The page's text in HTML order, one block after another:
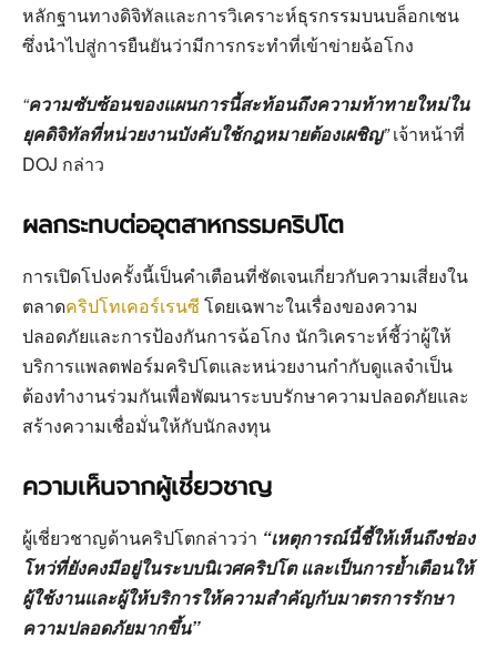
หลักฐานทางดิจิทัลและการวิเคราะห์ธุรกรรมบนบล็อกเชน
ซึ่งนำไปสู่การยืนยันว่ามีการกระทำที่เข้าข่ายฉ้อโกง
“ความซับซ้อนของแผนการนี้สะท้อนถึงความท้าทายใหม่ใน
ยุคดิจิทัลที่หน่วยงานบังคับใช้กฎหมายต้องเผชิญ”เจ้าหน้าที่
DOJ กล่าว
ผลกระทบต่ออุตสาหกรรมคริปโต
การเปิดโปงครั้งนี้เป็นคำเตือนที่ชัดเจนเกี่ยวกับความเสี่ยงใน
ตลาดคริปโทเคอร์เรนซี โดยเฉพาะในเรื่องของความ
ปลอดภัยและการป้องกันการฉ้อโกง นักวิเคราะห์ชี้ว่าผู้ให้
บริการแพลตฟอร์มคริปโตและหน่วยงานกำกับดูแลจำเป็น
ต้องทำงานร่วมกันเพื่อพัฒนาระบบรักษาความปลอดภัยและ
สร้างความเชื่อมั่นให้กับนักลงทุน
ความเห็นจากผู้เชี่ยวชาญ
ผู้เชี่ยวชาญด้านคริปโตกล่าวว่า “เหตุการณ์นี้ชี้ให้เห็นถึงช่อง
โหว่ที่ยังคงมีอยู่ในระบบนิเวศคริปโต และเป็นการย้ำเตือนให้
ผู้ใช้งานและผู้ให้บริการให้ความสำคัญกับมาตรการรักษา
ความปลอดภัยมากขึ้น”